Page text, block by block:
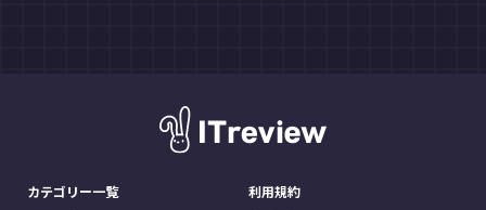
カテゴリー一覧
利用規約